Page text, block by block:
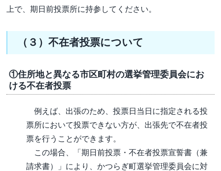
上で、期日前投票所に持参してください。
（３）不在者投票について
①住所地と異なる市区町村の選挙管理委員会にお
ける不在者投票
例えば、出張のため、投票日当日に指定される投
票所において投票できない方が、出張先で不在者投
票を行うことができます。
この場合、「期日前投票・不在者投票宣誓書（兼
請求書）」により、かつらぎ町選挙管理委員会に対